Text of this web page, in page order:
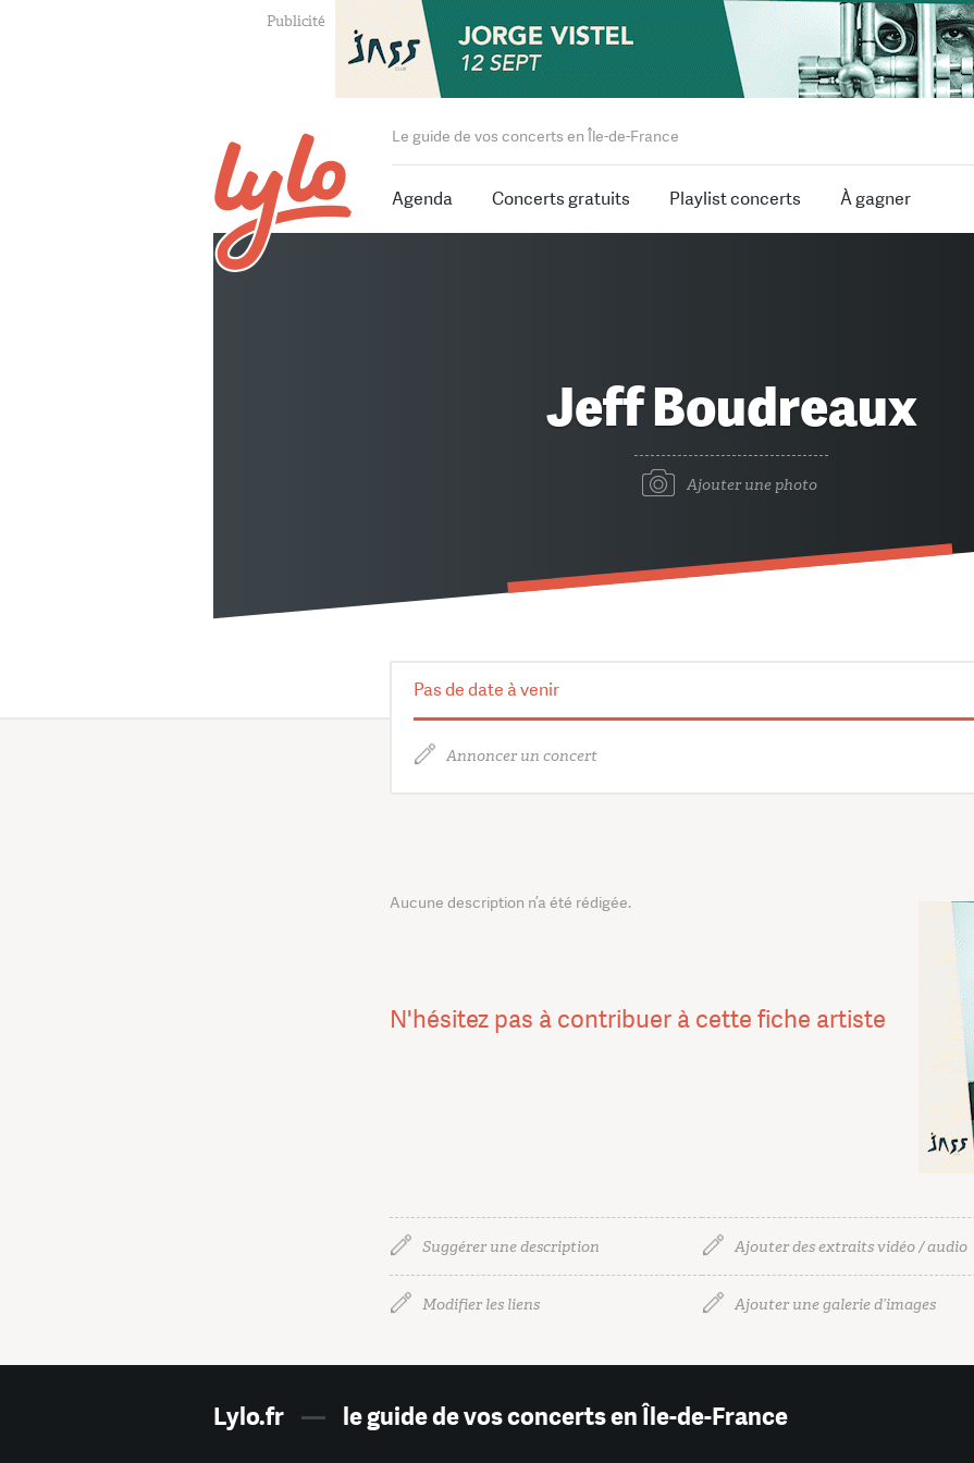
Le guide de vos concerts en Île-de-France
Agenda Concerts gratuits Playlist concerts À gagner
Jeff Boudreaux
Ajouter une photo
Pas de date à venir
Annoncer un concert
Aucune description n’a été rédigée.
N'hésitez pas à contribuer à cette fiche artiste
Suggérer une description Ajouter des extraits vidéo / audio
Modifier les liens Ajouter une galerie d’images
Lylo.fr — le guide de vos concerts en Île-de-France